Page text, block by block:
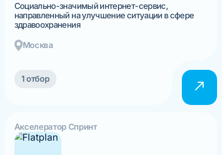
Социально-значимый интернет-сервис,
направленный на улучшение ситуации в сфере
здравоохранения
Москва
1 отбор
Акселератор Спринт